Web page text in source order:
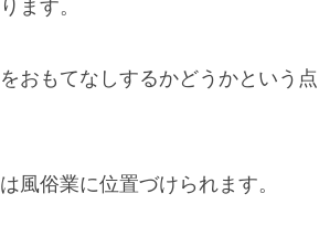
ます。
おもてなしするかどうかという点
風俗業に位置づけられます。